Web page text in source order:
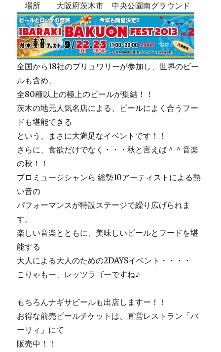
場所 大阪府茨木市 中央公園南グラウンド
全国から18社のブリュワリーが参加し、世界のビー
ルも含め、
全80種以上の極上のビールが集結！！
茨木の地元人気名店による、ビールによく合うフー
ドも堪能できる
という、まさに大満足なイベントです！！
さらに、食欲だけでなく・・・秋と言えば＾＾音楽
の秋！！
プロミュージシャンら 総勢10アーティストによる熱
い音の
パフォーマンスが特設ステージで繰り広げられま
す。
楽しい音楽とともに、美味しいビールとフードを堪
能する
大人による大人のための2DAYSイベント・・・・
こりゃもー、レッツラゴーですね♪
もちろんナギサビールも出店しますー！！
お得な前売ビールチケットは、直営レストラン「バ
ーリィ」にて
販売中！！